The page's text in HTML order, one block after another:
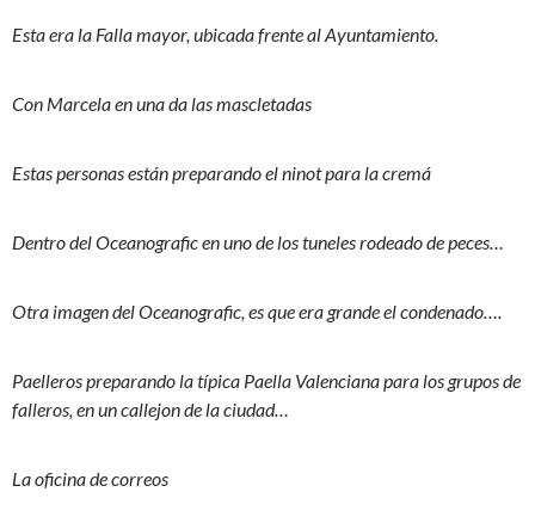
Esta era la Falla mayor, ubicada frente al Ayuntamiento.
Con Marcela en una da las mascletadas
Estas personas están preparando el ninot para la cremá
Dentro del Oceanografic en uno de los tuneles rodeado de peces…
Otra imagen del Oceanografic, es que era grande el condenado….
Paelleros preparando la típica Paella Valenciana para los grupos de
falleros, en un callejon de la ciudad…
La oficina de correos